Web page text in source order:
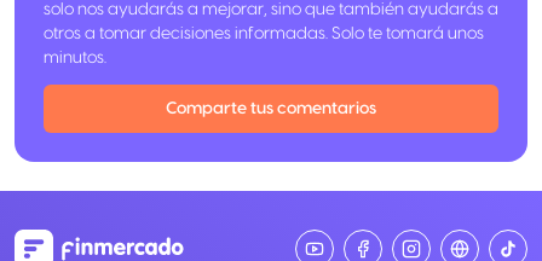
solo nos ayudarás a mejorar, sino que también ayudarás a
otros a tomar decisiones informadas. Solo te tomará unos
minutos.
Comparte tus comentarios